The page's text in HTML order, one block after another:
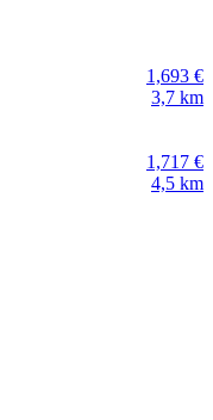
1,693 €
3,7 km
1,717 €
4,5 km